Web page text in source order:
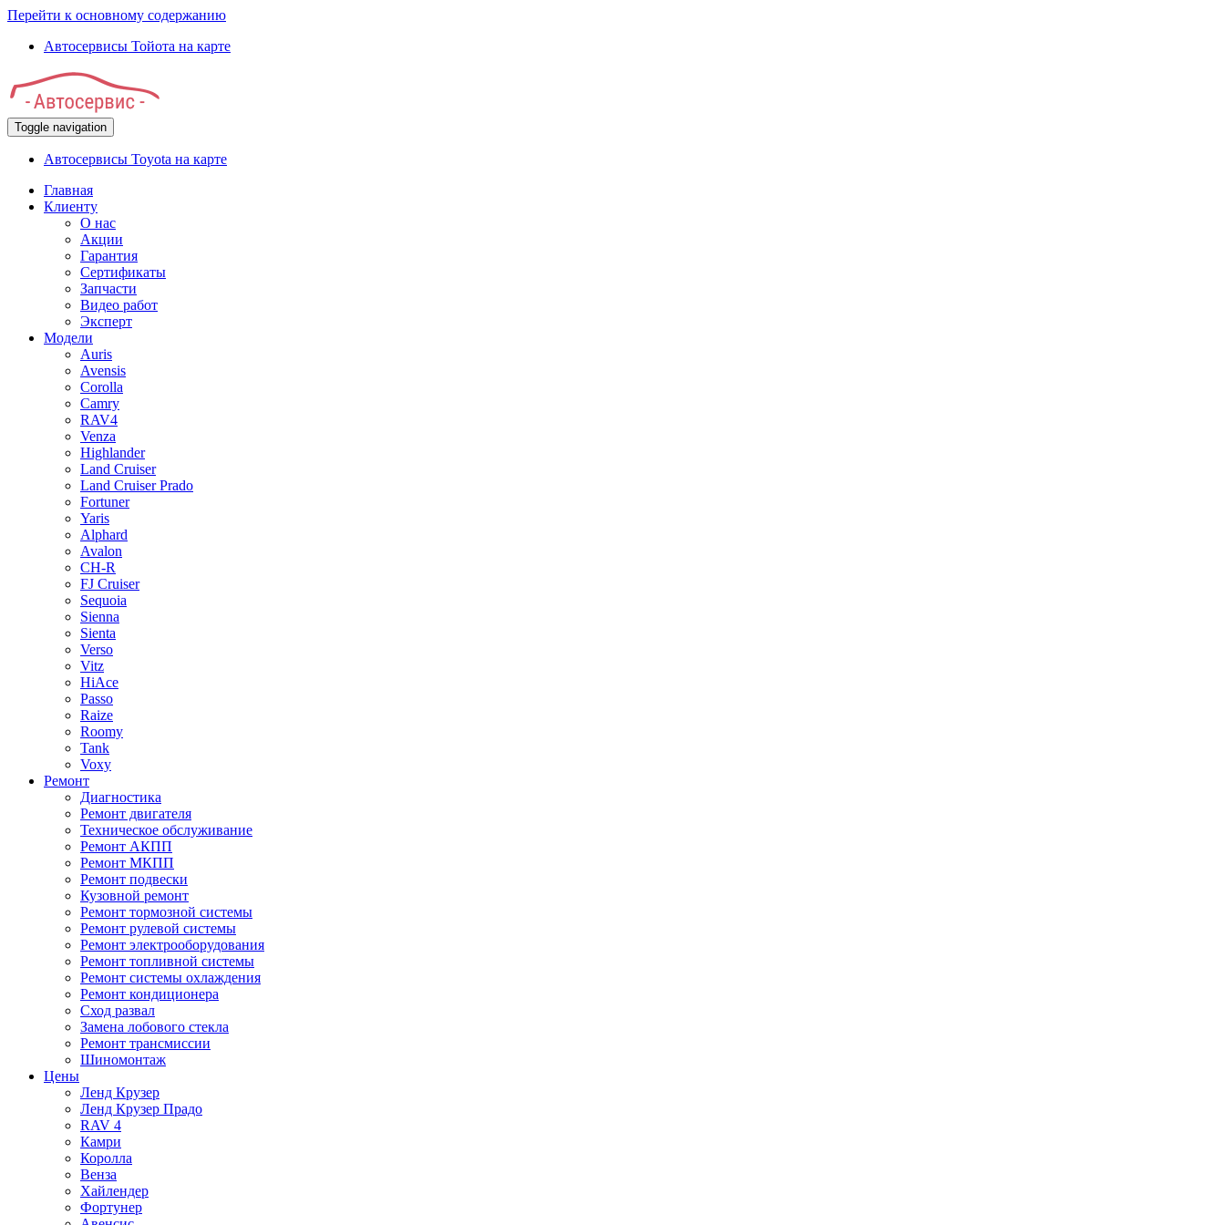
Перейти к основному содержанию
Автосервисы Тойота на карте
Toggle navigation
Автосервисы Toyota на карте
Главная
Клиенту
О нас
Акции
Гарантия
Сертификаты
Запчасти
Видео работ
Эксперт
Модели
Auris
Avensis
Corolla
Camry
RAV4
Venza
Highlander
Land Cruiser
Land Cruiser Prado
Fortuner
Yaris
Alphard
Avalon
CH-R
FJ Cruiser
Sequoia
Sienna
Sienta
Verso
Vitz
HiAce
Passo
Raize
Roomy
Tank
Voxy
Ремонт
Диагностика
Ремонт двигателя
Техническое обслуживание
Ремонт АКПП
Ремонт МКПП
Ремонт подвески
Кузовной ремонт
Ремонт тормозной системы
Ремонт рулевой системы
Ремонт электрооборудования
Ремонт топливной системы
Ремонт системы охлаждения
Ремонт кондиционера
Сход развал
Замена лобового стекла
Ремонт трансмиссии
Шиномонтаж
Цены
Ленд Крузер
Ленд Крузер Прадо
RAV 4
Камри
Королла
Венза
Хайлендер
Фортунер